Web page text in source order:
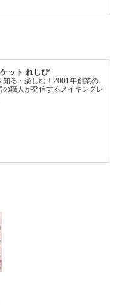
ット れしぴ
知る・楽しむ！2001年創業の
の職人が発信するメイキングレ